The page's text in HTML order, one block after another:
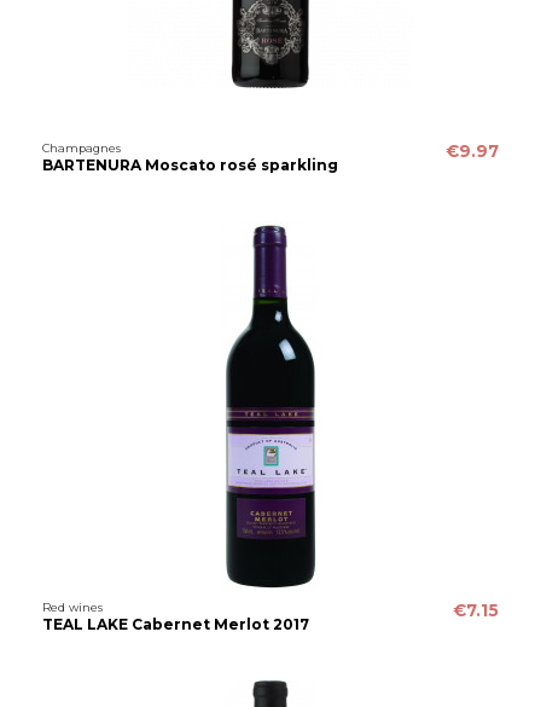
Champagnes
BARTENURA Moscato rosé sparkling
€9.97
Red wines
TEAL LAKE Cabernet Merlot 2017
€7.15